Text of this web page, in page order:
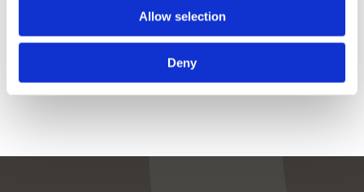
Allow selection
Deny
Vi sælger til byggebranchen
i hele Skandinavien